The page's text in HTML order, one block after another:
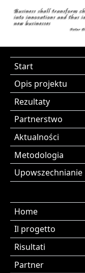
Start
Opis projektu
Rezultaty
Partnerstwo
Aktualności
Metodologia
Upowszechnianie
Home
Il progetto
Risultati
Partner